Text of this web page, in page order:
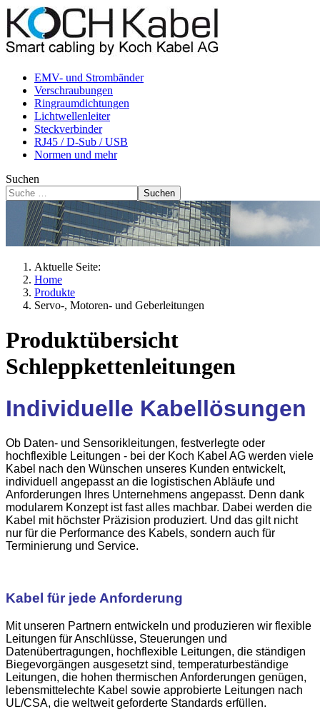
EMV- und Strombänder
Verschraubungen
Ringraumdichtungen
Lichtwellenleiter
Steckverbinder
RJ45 / D-Sub / USB
Normen und mehr
Suchen
Suchen
Aktuelle Seite:
Home
Produkte
Servo-, Motoren- und Geberleitungen
Produktübersicht
Schleppkettenleitungen
Individuelle Kabellösungen
Ob Daten- und Sensorikleitungen, festverlegte oder
hochflexible Leitungen - bei der Koch Kabel AG werden viele
Kabel nach den Wünschen unseres Kunden entwickelt,
individuell angepasst an die logistischen Abläufe und
Anforderungen Ihres Unternehmens angepasst. Denn dank
modularem Konzept ist fast alles machbar. Dabei werden die
Kabel mit höchster Präzision produziert. Und das gilt nicht
nur für die Performance des Kabels, sondern auch für
Terminierung und Service.
Kabel für jede Anforderung
Mit unseren Partnern entwickeln und produzieren wir flexible
Leitungen für Anschlüsse, Steuerungen und
Datenübertragungen, hochflexible Leitungen, die ständigen
Biegevorgängen ausgesetzt sind, temperaturbeständige
Leitungen, die hohen thermischen Anforderungen genügen,
lebensmittelechte Kabel sowie approbierte Leitungen nach
UL/CSA, die weltweit geforderte Standards erfüllen.